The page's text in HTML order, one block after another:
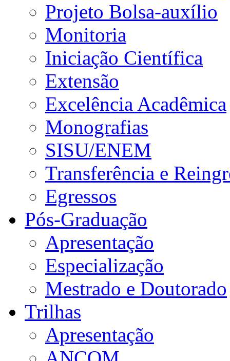
Projeto Bolsa-auxílio
Monitoria
Iniciação Científica
Extensão
Excelência Acadêmica
Monografias
SISU/ENEM
Transferência e
Egressos
Pós-Graduação
Apresentação
Especialização
Mestrado e Doutorado
Trilhas
Apresentação